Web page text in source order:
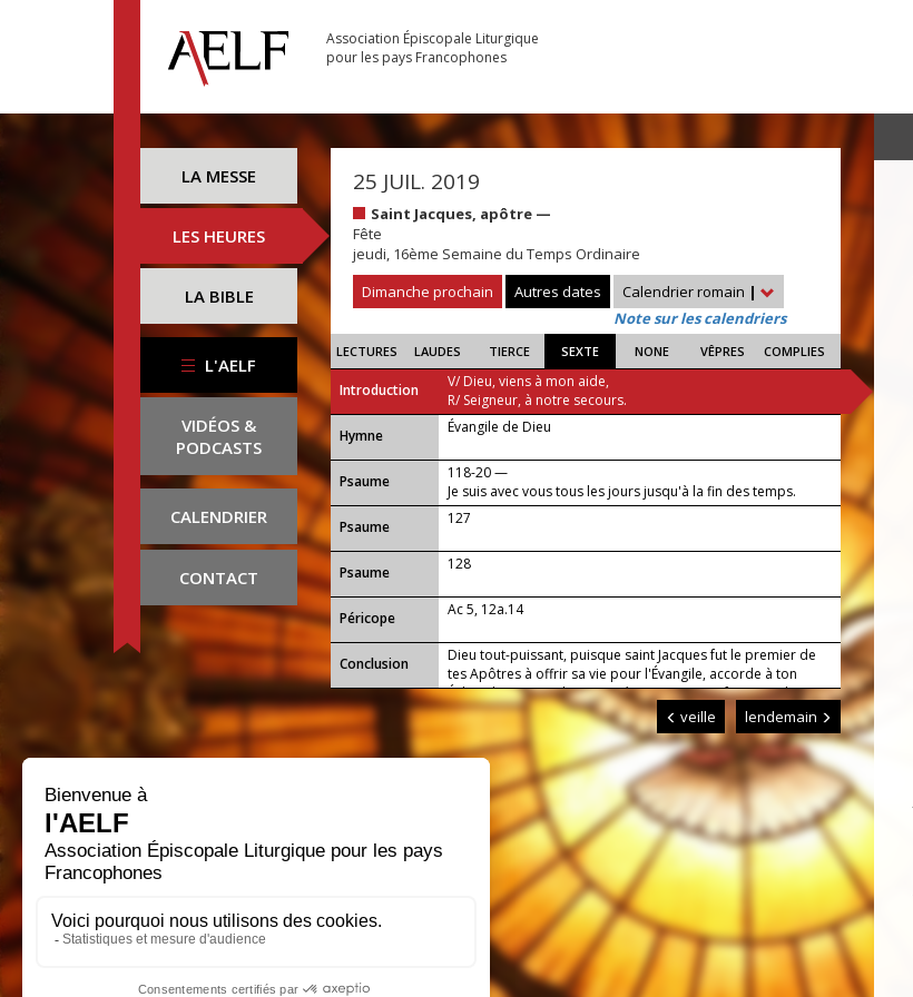
Association Épiscopale Liturgique
pour les pays Francophones
LA MESSE
LES HEURES
LA BIBLE
L'AELF
VIDÉOS &
PODCASTS
CALENDRIER
CONTACT
25 JUIL. 2019
Saint Jacques, apôtre —
Fête
jeudi, 16ème Semaine du Temps Ordinaire
Dimanche prochain
Autres dates Calendrier romain |
Note sur les calendriers
LECTURES LAUDES TIERCE SEXTE NONE VÊPRES COMPLIES
Introduction
V/ Dieu, viens à mon aide,
R/ Seigneur, à notre secours.
...
Hymne Évangile de Dieu
Psaume
118-20 —
Je suis avec vous tous les jours jusqu'à la fin des temps.
Psaume
127
Psaume 128
Péricope Ac 5, 12a.14
Conclusion
Dieu tout-puissant, puisque saint Jacques fut le premier de
tes Apôtres à offrir sa vie pour l'Évangile, accorde à ton
Église de trouver dans son témoignage une force, et dans sa
protection un appui.
veille lendemain